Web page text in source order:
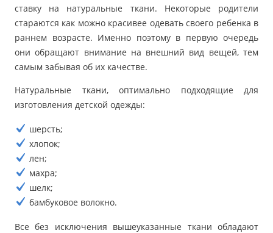
ставку на натуральные ткани. Некоторые родители
стараются как можно красивее одевать своего ребенка в
раннем возрасте. Именно поэтому в первую очередь
они обращают внимание на внешний вид вещей, тем
самым забывая об их качестве.
Натуральные ткани, оптимально подходящие для
изготовления детской одежды:
шерсть;
хлопок;
лен;
махра;
шелк;
бамбуковое волокно.
Все без исключения вышеуказанные ткани обладают